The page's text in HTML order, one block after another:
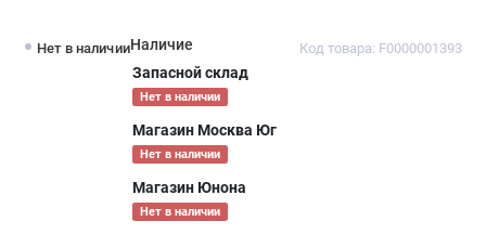
Нет в наличии Код товара: F0000001393
Наличие
Запасной склад
Нет в наличии
Магазин Москва Юг
Нет в наличии
Магазин Юнона
Нет в наличии